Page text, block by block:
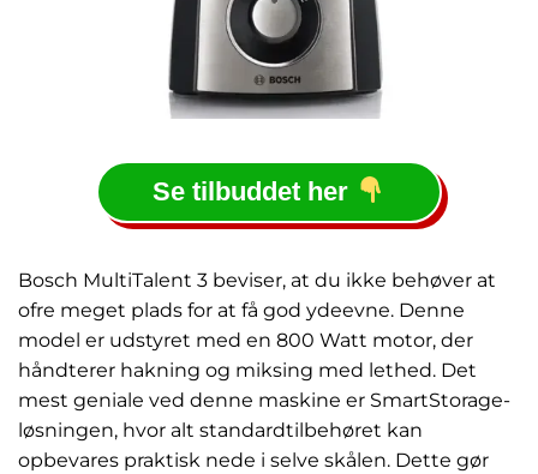
Se tilbuddet her
Bosch MultiTalent 3 beviser, at du ikke behøver at
ofre meget plads for at få god ydeevne. Denne
model er udstyret med en 800 Watt motor, der
håndterer hakning og miksing med lethed. Det
mest geniale ved denne maskine er SmartStorage-
løsningen, hvor alt standardtilbehøret kan
opbevares praktisk nede i selve skålen. Dette gør